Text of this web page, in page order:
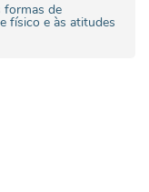
formas de
físico e às atitudes